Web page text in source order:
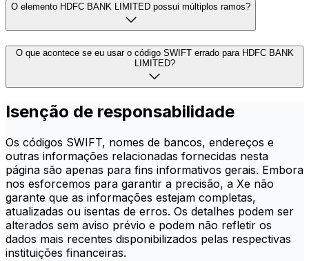
O elemento HDFC BANK LIMITED possui múltiplos ramos?
O que acontece se eu usar o código SWIFT errado para HDFC BANK
LIMITED?
Isenção de responsabilidade
Os códigos SWIFT, nomes de bancos, endereços e
outras informações relacionadas fornecidas nesta
página são apenas para fins informativos gerais. Embora
nos esforcemos para garantir a precisão, a Xe não
garante que as informações estejam completas,
atualizadas ou isentas de erros. Os detalhes podem ser
alterados sem aviso prévio e podem não refletir os
dados mais recentes disponibilizados pelas respectivas
instituições financeiras.